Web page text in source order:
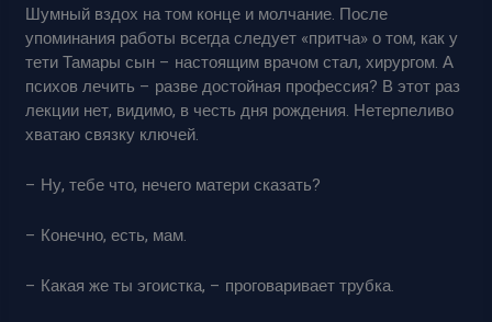
Шумный вздох на том конце и молчание. После
упоминания работы всегда следует «притча» о том, как у
тети Тамары сын – настоящим врачом стал, хирургом. А
психов лечить – разве достойная профессия? В этот раз
лекции нет, видимо, в честь дня рождения. Нетерпеливо
хватаю связку ключей.
– Ну, тебе что, нечего матери сказать?
– Конечно, есть, мам.
– Какая же ты эгоистка, – проговаривает трубка.